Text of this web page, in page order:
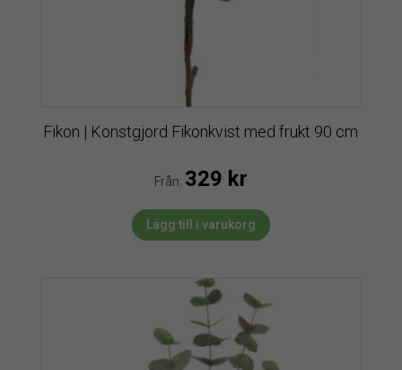
Fikon | Konstgjord Fikonkvist med frukt 90 cm
Från: 329 kr
Lägg till i varukorg